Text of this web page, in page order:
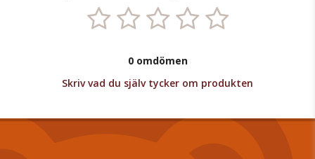
0 omdömen
Skriv vad du själv tycker om produkten